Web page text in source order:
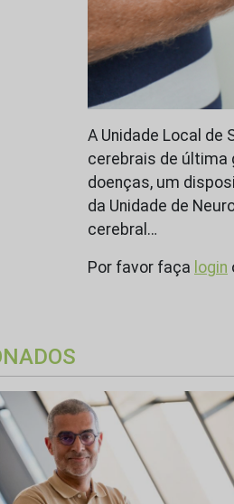
A Unidade Local de
cerebrais de última
doenças, um
da Unidade de
cerebral…
Por favor faça login